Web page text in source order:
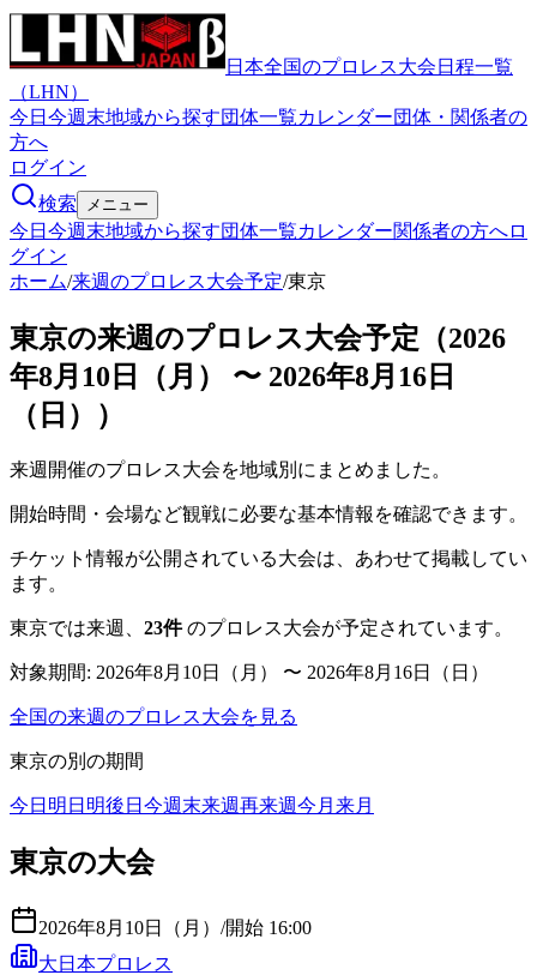
日本全国のプロレス大会日程一覧
（LHN）
今日 今週末地域から探す団体一覧カレンダー団体・関係者の
方へ
ログイン
検索
メニュー
今日 今週末地域から探す団体一覧カレンダー関係者の方へロ
グイン
ホーム/来週のプロレス大会予定/東京
東京の来週のプロレス大会予定（2026
年8月10日（月） 〜 2026年8月16日
（日））
来週開催のプロレス大会を地域別にまとめました。
開始時間・会場など観戦に必要な基本情報を確認できます。
チケット情報が公開されている大会は、あわせて掲載してい
ます。
東京では来週、 23件のプロレス大会が予定されています。
対象期間: 2026年8月10日（月） 〜 2026年8月16日（日）
全国の来週のプロレス大会を見る
東京の別の期間
今日 明日 明後日 今週末来週再来週今月 来月
東京の大会
2026年8月10日（月） /開始 16:00
大日本プロレス